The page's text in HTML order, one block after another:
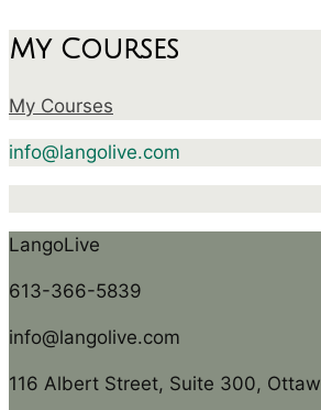
My Courses
My Courses
info@langolive.com
LangoLive
613-366-5839
info@langolive.com
116 Albert Street, Suite 300,